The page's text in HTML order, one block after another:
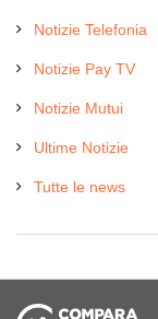
Notizie Telefonia
Notizie Pay TV
Notizie Mutui
Ultime Notizie
Tutte le news